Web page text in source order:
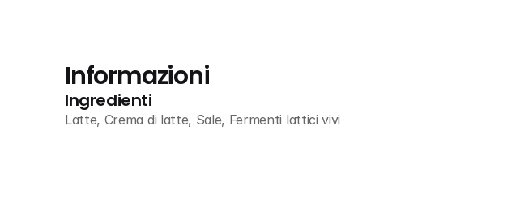
Informazioni
Ingredienti
Latte, Crema di latte, Sale, Fermenti lattici vivi